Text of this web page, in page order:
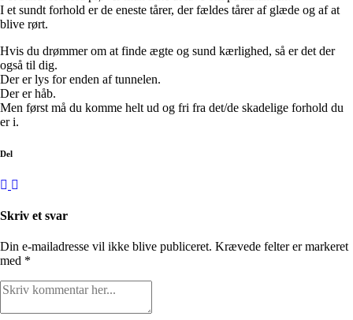
I et sundt forhold er de eneste tårer, der fældes tårer af glæde og af at
blive rørt.
Hvis du drømmer om at finde ægte og sund kærlighed, så er det der
også til dig.
Der er lys for enden af tunnelen.
Der er håb.
Men først må du komme helt ud og fri fra det/de skadelige forhold du
er i.
Del
Skriv et svar
Din e-mailadresse vil ikke blive publiceret. Krævede felter er markeret
med *